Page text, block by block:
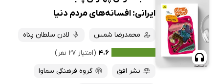
ایرانی: افسانه‌های مردم دنیا
محمدرضا شمس
لادن سلطان پناه
۴.۶ (امتیاز ۲۷ نفر)
نشر افق
گروه فرهنگی سماوا